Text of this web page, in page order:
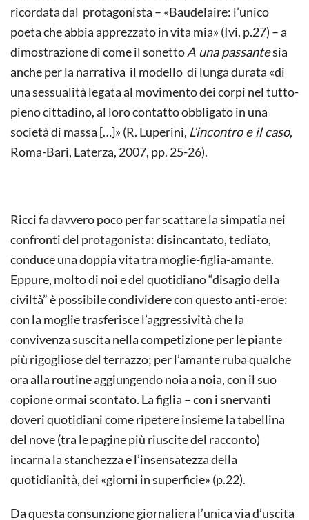
ricordata dal protagonista – «Baudelaire: l’unico
poeta che abbia apprezzato in vita mia» (Ivi, p.27) – a
dimostrazione di come il sonettoA una passantesia
anche per la narrativa il modello di lunga durata «di
una sessualità legata al movimento dei corpi nel tutto-
pieno cittadino, al loro contatto obbligato in una
società di massa […]» (R. Luperini, L’incontro e il caso,
Roma-Bari, Laterza, 2007, pp. 25-26).
Ricci fa davvero poco per far scattare la simpatia nei
confronti del protagonista: disincantato, tediato,
conduce una doppia vita tra moglie-figlia-amante.
Eppure, molto di noi e del quotidiano “disagio della
civiltà” è possibile condividere con questo anti-eroe:
con la moglie trasferisce l’aggressività che la
convivenza suscita nella competizione per le piante
più rigogliose del terrazzo; per l’amante ruba qualche
ora alla routine aggiungendo noia a noia, con il suo
copione ormai scontato. La figlia – con i snervanti
doveri quotidiani come ripetere insieme la tabellina
del nove (tra le pagine più riuscite del racconto)
incarna la stanchezza e l’insensatezza della
quotidianità, dei «giorni in superficie» (p.22).
Da questa consunzione giornaliera l’unica via d’uscita